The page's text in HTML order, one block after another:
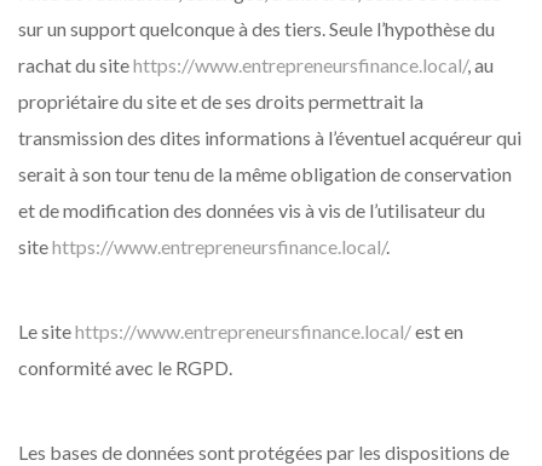
sur un support quelconque à des tiers. Seule l’hypothèse du
rachat du sitehttps://www.entrepreneursfinance.local/, au
propriétaire du site et de ses droits permettrait la
transmission des dites informations à l’éventuel acquéreur qui
serait à son tour tenu de la même obligation de conservation
et de modification des données vis à vis de l’utilisateur du
sitehttps://www.entrepreneursfinance.local/.
Le sitehttps://www.entrepreneursfinance.local/est en
conformité avec le RGPD.
Les bases de données sont protégées par les dispositions de